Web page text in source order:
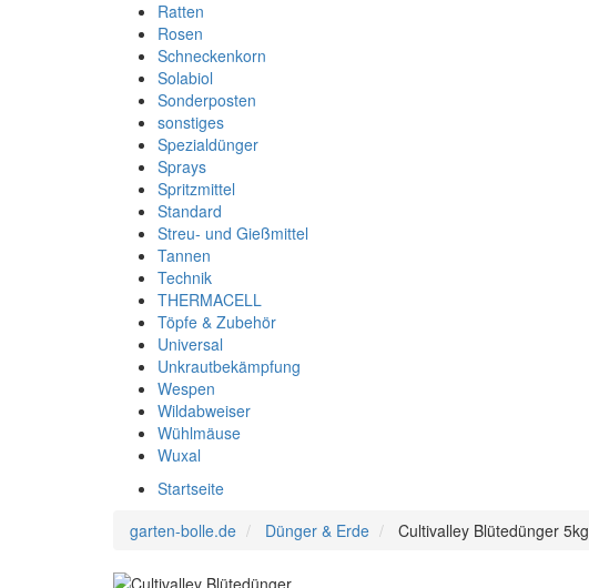
Ratten
Rosen
Schneckenkorn
Solabiol
Sonderposten
sonstiges
Spezialdünger
Sprays
Spritzmittel
Standard
Streu- und Gießmittel
Tannen
Technik
THERMACELL
Töpfe & Zubehör
Universal
Unkrautbekämpfung
Wespen
Wildabweiser
Wühlmäuse
Wuxal
Startseite
garten-bolle.de
Dünger & Erde Cultivalley Blütedünger 5kg